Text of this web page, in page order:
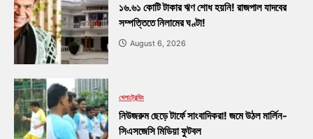
১৬.৬১ কোটি টাকার ঋণ শোধ হয়নি! রাজপাল যাদবের
সম্পত্তিতে নিলামের ঘণ্টা!
August 6, 2026
খেলাট্রেন্ডিং
নিউজরুম ছেড়ে টার্ফে সাংবাদিকরা! জমে উঠল মার্লিন-
সিএসজেসি মিডিয়া ফুটবল